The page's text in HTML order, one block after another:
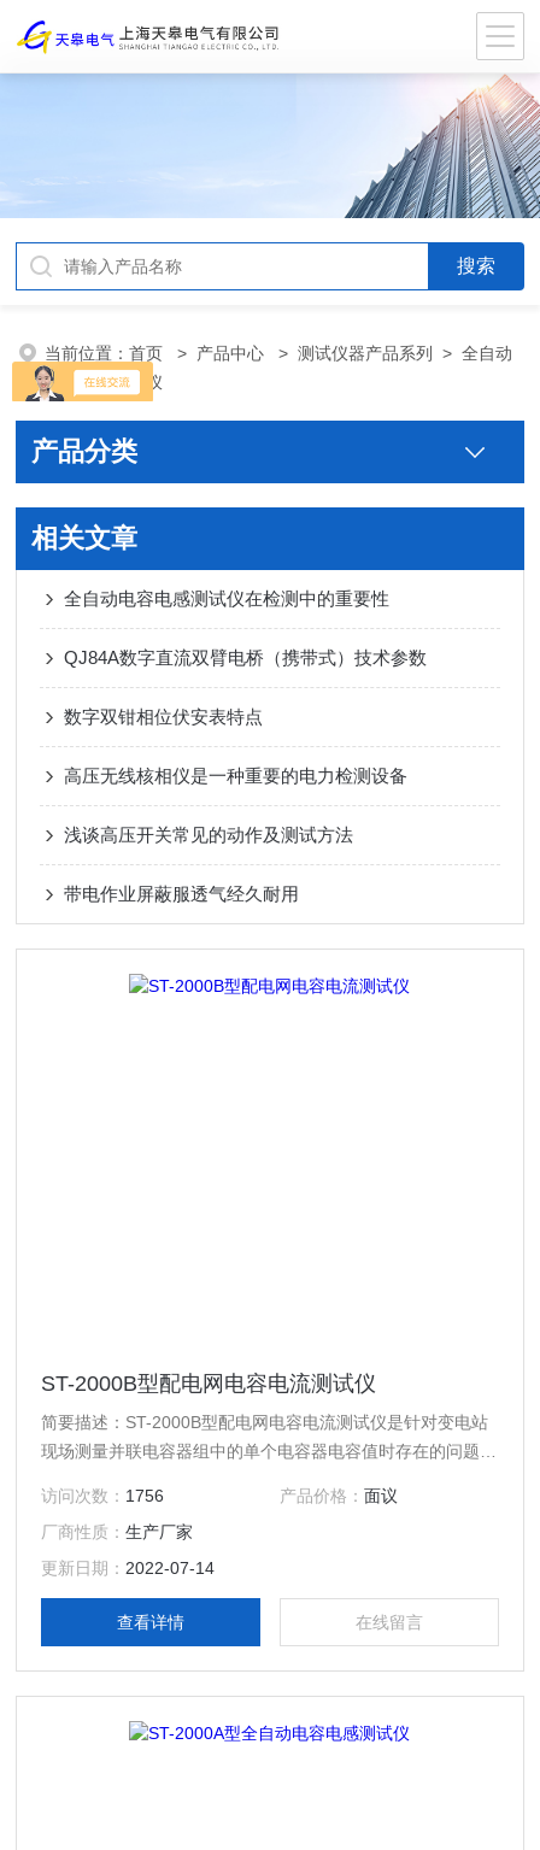
当前位置：首页 > 产品中心 >测试仪器产品系列 >全自动
电容电感测试仪
产品分类
相关文章
全自动电容电感测试仪在检测中的重要性
QJ84A数字直流双臂电桥（携带式）技术参数
数字双钳相位伏安表特点
高压无线核相仪是一种重要的电力检测设备
浅谈高压开关常见的动作及测试方法
带电作业屏蔽服透气经久耐用
ST-2000B型配电网电容电流测试仪
简要描述：ST-2000B型配电网电容电流测试仪是针对变电站
现场测量并联电容器组中的单个电容器电容值时存在的问题而
流，配合数字隔离的电压检测电路，性能稳定，测量精度高。
访问次数： 1756 产品价格： 面议
厂商性质：生产厂家
更新日期： 2022-07-14
查看详情 在线留言